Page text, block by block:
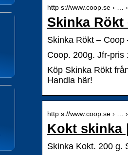
http s://www.coop.se › …
Skinka Rökt
Skinka Rökt – Coop
Coop. 200g. Jfr-pris
Köp Skinka Rökt
Handla här!
http s://www.coop.se › …
Kokt skinka
Skinka Kokt. 200 g.